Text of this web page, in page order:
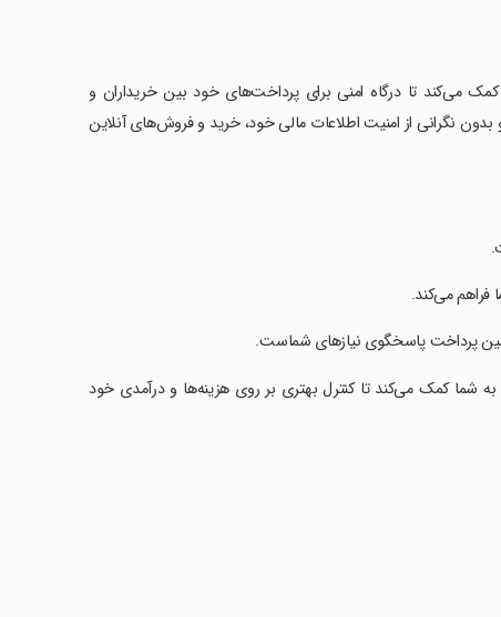
می‌کند تا درگاه امنی برای پرداخت‌های خود بین خریداران و
بدون نگرانی از امنیت اطلاعات مالی خود، خرید و فروش‌های آنلاین
فراهم می‌کند.
پرداخت پاسخگوی نیازهای شماست.
شما کمک می‌کند تا کنترل بهتری بر روی هزینه‌ها و درآمدی خود